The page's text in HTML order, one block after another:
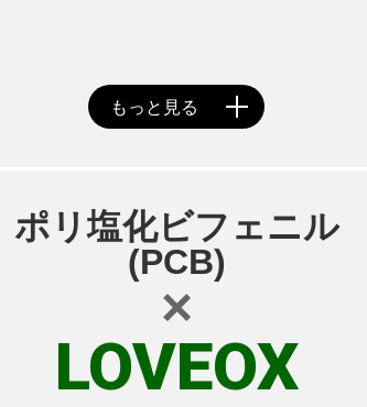
ポリ塩化ビフェニル
(PCB)
×
LOVEOX